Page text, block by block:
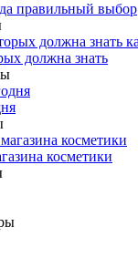
правильный выбор
должна знать
косметики